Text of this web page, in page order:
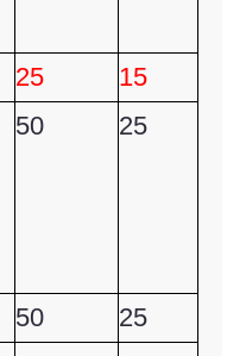
25
15
50 25
50
25